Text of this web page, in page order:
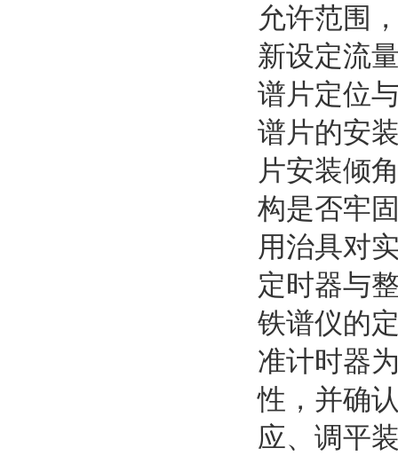
允许范围
新设定流
谱片定位
谱片的安
片安装倾
构是否牢
用治具对
定时器与
铁谱仪的
准计时器
性，并确
应、调平